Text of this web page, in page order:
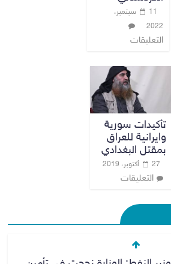
11 سبتمبر،
2022
التعليقات
تأكيدات سورية
وايرانية للعراق
بمقتل البغدادي
27 أكتوبر، 2019
التعليقات